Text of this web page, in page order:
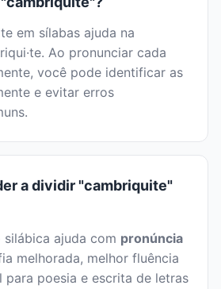
em sílabas ajuda na
Ao pronunciar cada
você pode identificar as
e evitar erros
a dividir "cambriquite"
ajuda com pronúncia
melhorada, melhor fluência
para poesia e escrita de letras